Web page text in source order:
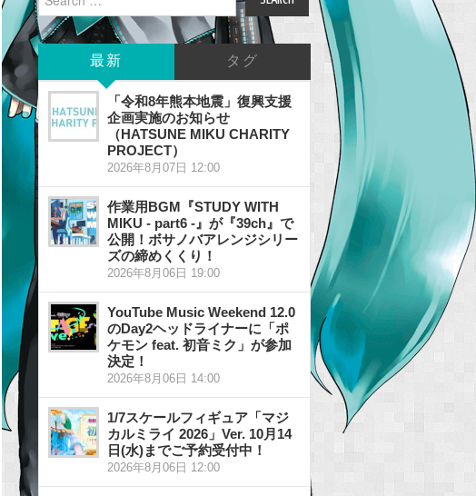
for:
最新 タグ
「令和8年熊本地震」復興支援
企画実施のお知らせ
（HATSUNE MIKU CHARITY
PROJECT）
2026年8月07日 12:00
作業用BGM『STUDY WITH
MIKU - part6 -』が『39ch』で
公開！ボサノバアレンジシリー
ズの締めくくり！
2026年8月06日 19:00
YouTube Music Weekend 12.0
のDay2ヘッドライナーに「ポ
ケモン feat. 初音ミク」が参加
決定！
2026年8月06日 14:00
1/7スケールフィギュア「マジ
カルミライ 2026」Ver. 10月14
日(水)までご予約受付中！
2026年8月06日 12:00